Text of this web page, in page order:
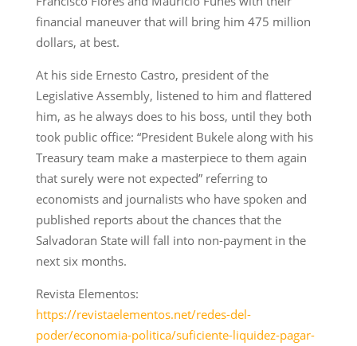
financial maneuver that will bring him 475 million
dollars, at best.
At his side Ernesto Castro, president of the
Legislative Assembly, listened to him and flattered
him, as he always does to his boss, until they both
took public office: “President Bukele along with his
Treasury team make a masterpiece to them again
that surely were not expected” referring to
economists and journalists who have spoken and
published reports about the chances that the
Salvadoran State will fall into non-payment in the
next six months.
Revista Elementos:
https://revistaelementos.net/redes-del-
poder/economia-politica/suficiente-liquidez-pagar-